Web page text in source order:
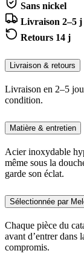
Sans nickel
Livraison 2–5 j
Retours 14 j
Livraison & retours
Livraison en 2–5
condition.
Matière & entretien
Acier inoxydable
même sous la
garde son éclat.
Sélectionnée par
Chaque pièce du
avant d’entrer dans
compromis.